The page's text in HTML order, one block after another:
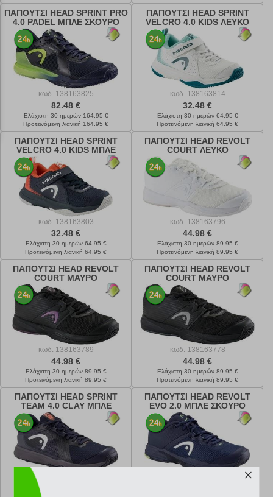
ΠΑΠΟΥΤΣΙ HEAD SPRINT PRO
4.0 PADEL ΜΠΛΕ ΣΚΟΥΡΟ
κωδ. 138163825
82.48 €
Ελάχιστη 30 ημερών 164.95 €
Προτεινόμενη λιανική 164.95 €
ΠΑΠΟΥΤΣΙ HEAD SPRINT
VELCRO 4.0 KIDS ΛΕΥΚΟ
κωδ. 138163814
32.48 €
Ελάχιστη 30 ημερών 64.95 €
Προτεινόμενη λιανική 64.95 €
ΠΑΠΟΥΤΣΙ HEAD SPRINT
VELCRO 4.0 KIDS ΜΠΛΕ
κωδ. 138163803
32.48 €
Ελάχιστη 30 ημερών 64.95 €
Προτεινόμενη λιανική 64.95 €
ΠΑΠΟΥΤΣΙ HEAD REVOLT
COURT ΛΕΥΚΟ
κωδ. 138163796
44.98 €
Ελάχιστη 30 ημερών 89.95 €
Προτεινόμενη λιανική 89.95 €
ΠΑΠΟΥΤΣΙ HEAD REVOLT
COURT ΜΑΥΡΟ
κωδ. 138163789
44.98 €
Ελάχιστη 30 ημερών 89.95 €
Προτεινόμενη λιανική 89.95 €
ΠΑΠΟΥΤΣΙ HEAD REVOLT
COURT ΜΑΥΡΟ
κωδ. 138163778
44.98 €
Ελάχιστη 30 ημερών 89.95 €
Προτεινόμενη λιανική 89.95 €
ΠΑΠΟΥΤΣΙ HEAD SPRINT
TEAM 4.0 CLAY ΜΠΛΕ
ΣΚΟΥΡΟ
ΠΑΠΟΥΤΣΙ HEAD REVOLT
EVO 2.0 ΜΠΛΕ ΣΚΟΥΡΟ